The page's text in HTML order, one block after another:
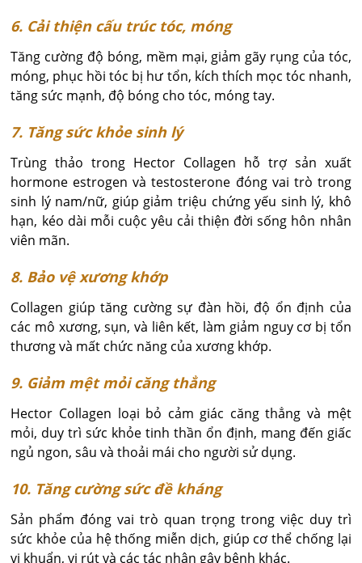
6. Cải thiện cấu trúc tóc, móng
Tăng cường độ bóng, mềm mại, giảm gãy rụng của tóc,
móng, phục hồi tóc bị hư tổn, kích thích mọc tóc nhanh,
tăng sức mạnh, độ bóng cho tóc, móng tay.
7. Tăng sức khỏe sinh lý
Trùng thảo trong Hector Collagen hỗ trợ sản xuất
hormone estrogen và testosterone đóng vai trò trong
sinh lý nam/nữ, giúp giảm triệu chứng yếu sinh lý, khô
hạn, kéo dài mỗi cuộc yêu cải thiện đời sống hôn nhân
viên mãn.
8. Bảo vệ xương khớp
Collagen giúp tăng cường sự đàn hồi, độ ổn định của
các mô xương, sụn, và liên kết, làm giảm nguy cơ bị tổn
thương và mất chức năng của xương khớp.
9. Giảm mệt mỏi căng thẳng
Hector Collagen loại bỏ cảm giác căng thẳng và mệt
mỏi, duy trì sức khỏe tinh thần ổn định, mang đến giấc
ngủ ngon, sâu và thoải mái cho người sử dụng.
10. Tăng cường sức đề kháng
Sản phẩm đóng vai trò quan trọng trong việc duy trì
sức khỏe của hệ thống miễn dịch, giúp cơ thể chống lại
vi khuẩn, vi rút và các tác nhân gây bệnh khác.